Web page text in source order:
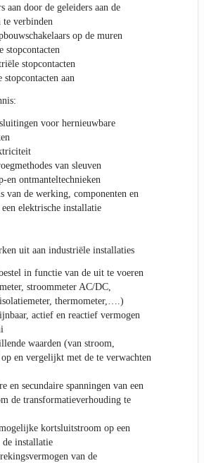
aan door de geleiders aan de
te verbinden
op de muren
stopcontacten
stopcontacten
aan
voor hernieuwbare
van sleuven
en ontmanteltechnieken
van de werking, componenten en
elektrische installatie
uit aan industriële installaties
in functie van de uit te voeren
stroommeter AC/DC,
thermometer,….)
actief en reactief vermogen
waarden (van stroom,
en vergelijkt met de te verwachten
en secundaire spanningen van een
de transformatieverhouding te
kortsluitstroom op een
de installatie
van de